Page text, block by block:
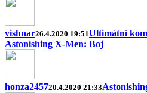
vishnar26.4.2020 19:51Ultimátní
Astonishing X-Men: Boj
honza245720.4.2020 21:33